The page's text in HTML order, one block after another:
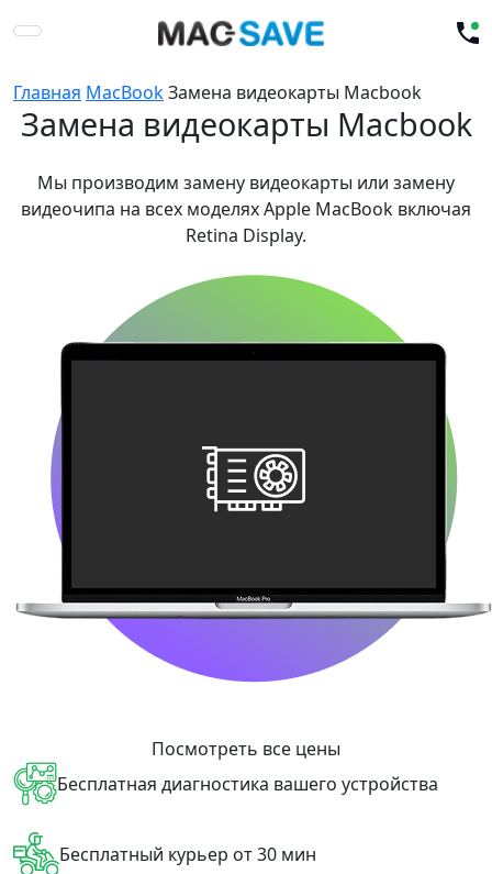
Главная MacBookЗамена видеокарты Macbook
Замена видеокарты Macbook
Мы производим замену видеокарты или замену
видеочипа на всех моделях Apple MacBook включая
Retina Display.
Посмотреть все цены
Бесплатная диагностика вашего устройства
Бесплатный курьер от 30 мин